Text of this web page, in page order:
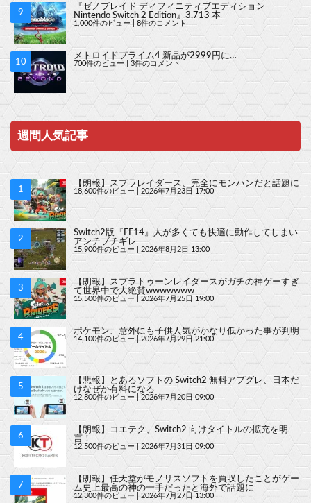
『ゼノブレイド ディフィニティブエディション
Nintendo Switch 2 Edition』3,713 本
1,000件のビュー 8件のコメント
メトロイドプライム4 新品が2999円に…
700件のビュー 3件のコメント
週間人気記事
【朗報】スプラレイダース、完全にモンハンだと話題に
18,600件のビュー 2026年7月23日 17:00
Switch2版『FF14』人が多くても快適に動作してしまい
アンチブチギレ
15,900件のビュー 2026年8月2日 13:00
【朗報】スプラトゥーンレイダースがガチの神ゲーすぎ
て世界中で大絶賛wwwwwww
15,500件のビュー 2026年7月25日 19:00
ポケモン、意外にも子供人気がかなり低かった事が判明
14,100件のビュー 2026年7月29日 21:00
【悲報】とあるソフトの Switch2 無料アプグレ、日本だ
けなぜか有料になる
12,800件のビュー|2026年7月20日 09:00
【朗報】コエテク、Switch2 向けタイトルの拡充を明
言！
12,500件のビュー|2026年7月31日 09:00
【朗報】任天堂がモノリスソフトを買収したことがゲー
ム史上最高の神の一手だったと海外で話題に
12,300件のビュー |2026年7月27日 13:00